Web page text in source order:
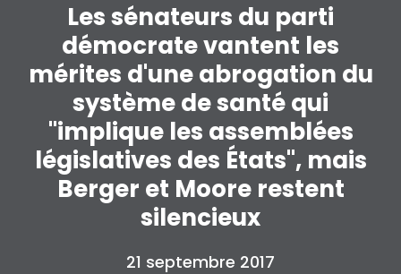
Les sénateurs du parti
démocrate vantent les
mérites d'une abrogation du
système de santé qui
"implique les assemblées
législatives des États", mais
Berger et Moore restent
silencieux
21 septembre 2017